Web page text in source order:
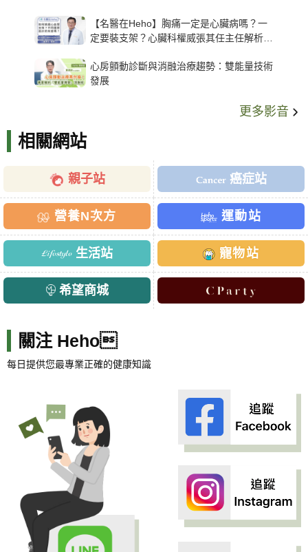
【名醫在Heho】胸痛一定是心臟病嗎？一
定要裝支架？心臟科權威張其任主任解析支
心房顫動診斷與消融治療趨勢：雙能量技術
發展
更多影音
相關網站
親子站 癌症站
營養N次方 運動站
生活站 寵物站
希望商城
關注 Heho
每日提供您最專業正確的健康知識